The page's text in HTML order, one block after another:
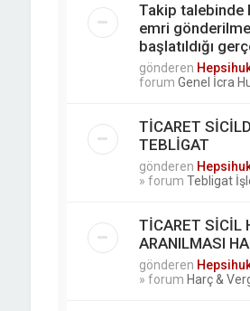
Takip talebinde
emri
başlatıldığı
gönderen
forum Genel İcra
TİCARET
TEBLİGAT
gönderen
» forum Tebligat
TİCARET SİCİL
ARANILMASI
gönderen
» forum Harç &